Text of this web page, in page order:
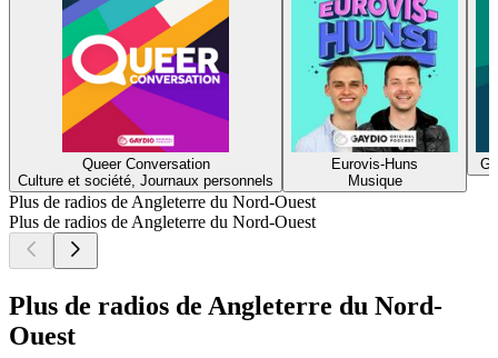
Queer Conversation
Culture et société, Journaux personnels
Eurovis-Huns
Musique
Plus de radios de Angleterre du Nord-Ouest
Plus de radios de Angleterre du Nord-Ouest
Plus de radios de Angleterre du Nord-
Ouest